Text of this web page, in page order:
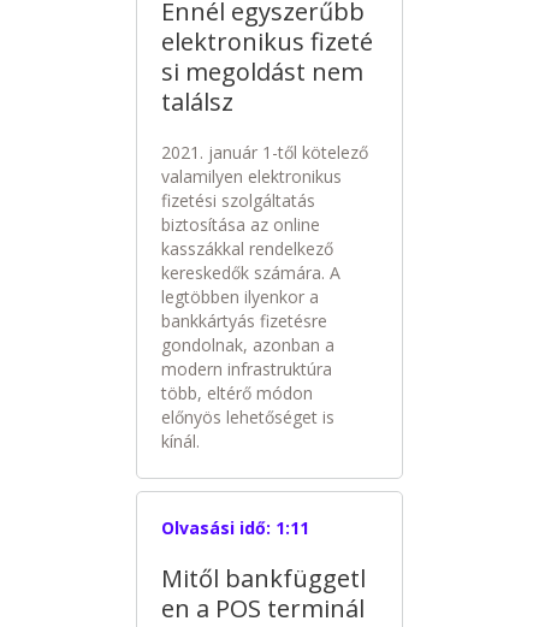
Ennél egyszerűbb
elektronikus fizeté
si megoldást nem
találsz
2021. január 1-től kötelező
valamilyen elektronikus
fizetési szolgáltatás
biztosítása az online
kasszákkal rendelkező
kereskedők számára. A
legtöbben ilyenkor a
bankkártyás fizetésre
gondolnak, azonban a
modern infrastruktúra
több, eltérő módon
előnyös lehetőséget is
kínál.
Olvasási idő: 1:11
Mitől bankfüggetl
en a POS terminál